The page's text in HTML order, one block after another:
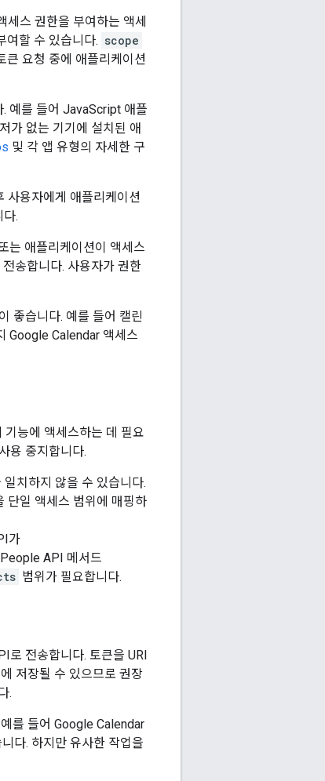
스 권한을 부여하는 액세
여할 수 있습니다. scope
큰 요청 중에 애플리케이션
예를 들어 JavaScript 애플
가 없는 기기에 설치된 애
및 각 앱 유형의 자세한 구
사용자에게 애플리케이션
다.
는 애플리케이션이 액세스
송합니다. 사용자가 권한
좋습니다. 예를 들어 캘린
Google Calendar 액세스
능에 액세스하는 데 필요
용 중지합니다.
치하지 않을 수 있습니다.
단일 액세스 범위에 매핑하
가
API 메서드
범위가 필요합니다.
로 전송합니다. 토큰을 URI
저장될 수 있으므로 권장
.
를 들어 Google Calendar
다. 하지만 유사한 작업을